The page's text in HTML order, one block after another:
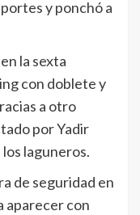
y ponchó a
la sexta
con doblete y
a otro
por Yadir
laguneros.
de seguridad en
aparecer con